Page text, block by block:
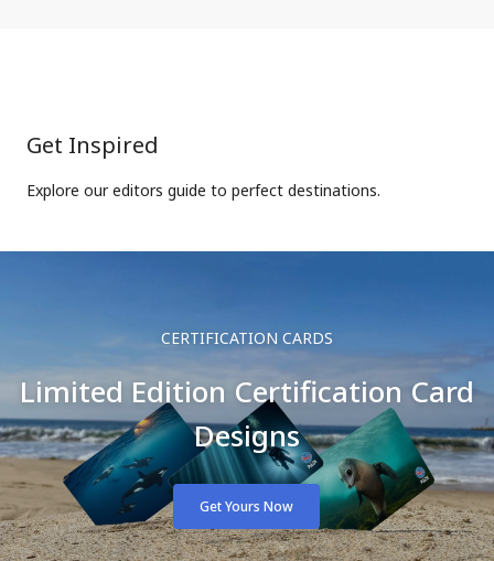
Get Inspired
Explore our editors guide to perfect destinations.
CERTIFICATION CARDS
Limited Edition Certification Card
Designs
Get Yours Now